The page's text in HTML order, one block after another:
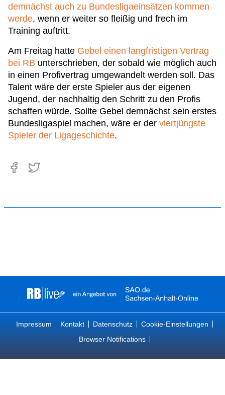
demnächst auch zu Bundesligaeinsätzen kommen
werde, wenn er weiter so fleißig und frech im
Training auftritt.
Am Freitag hatte Gebel einen langfristigen Vertrag
bei RB unterschrieben, der sobald wie möglich auch
in einen Profivertrag umgewandelt werden soll. Das
Talent wäre der erste Spieler aus der eigenen
Jugend, der nachhaltig den Schritt zu den Profis
schaffen würde. Sollte Gebel demnächst sein erstes
Bundesligaspiel machen, wäre er der viertjüngste
Spieler der Ligageschichte.
Impressum Kontakt Datenschutz
Cookie-Einstellungen
Browser Notifications